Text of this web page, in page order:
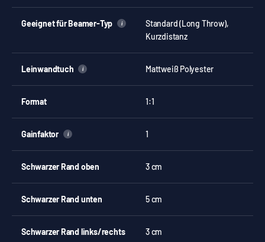
Geeignet für Beamer-Typ i
Standard (Long Throw),
Kurzdistanz
Leinwandtuch i Mattweiß Polyester
Format 1:1
Gainfaktor i 1
Schwarzer Rand oben 3 cm
Schwarzer Rand unten 5 cm
Schwarzer Rand links/rechts 3 cm